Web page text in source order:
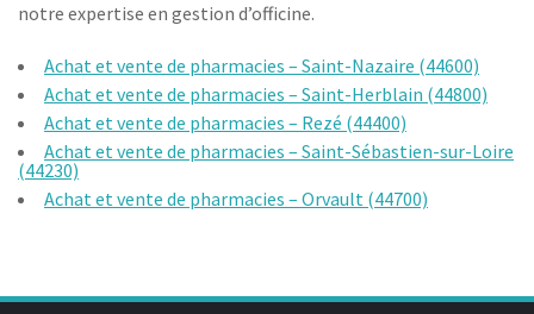
notre expertise en gestion d’officine.
Achat et vente de pharmacies – Saint-Nazaire (44600)
Achat et vente de pharmacies – Saint-Herblain (44800)
Achat et vente de pharmacies – Rezé (44400)
Achat et vente de pharmacies – Saint-Sébastien-sur-Loire
(44230)
Achat et vente de pharmacies – Orvault (44700)